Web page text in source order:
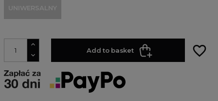
UNIWERSALNY
Add to basket favorite_border